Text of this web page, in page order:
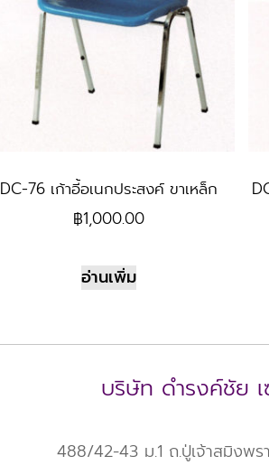
DC-76 เก้าอี้อเนกประสงค์ ขาเหล็ก
฿1,000.00
อ่านเพิ่ม
บริษัท ดำรงค์ชัย
488/42-43 ม.1 ถ.ปู่เจ้าสมิงพร